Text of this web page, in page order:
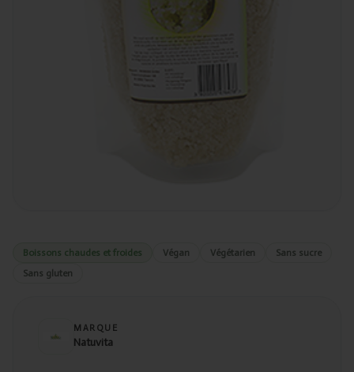
Boissons chaudes et froides Végan Végétarien
Sans sucre
Sans gluten
MARQUE
Natuvita